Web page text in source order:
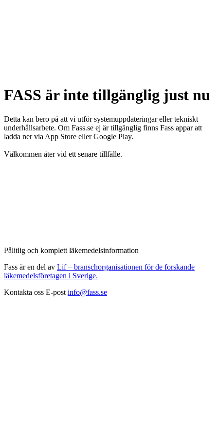
FASS är inte tillgänglig just nu
Detta kan bero på att vi utför systemuppdateringar eller tekniskt
underhållsarbete. Om Fass.se ej är tillgänglig finns Fass appar att
ladda ner via App Store eller Google Play.
Välkommen åter vid ett senare tillfälle.
Pålitlig och komplett läkemedelsinformation
Fass är en del av Lif – branschorganisationen för de forskande
läkemedelsföretagen i Sverige.
Kontakta oss E-post info@fass.se